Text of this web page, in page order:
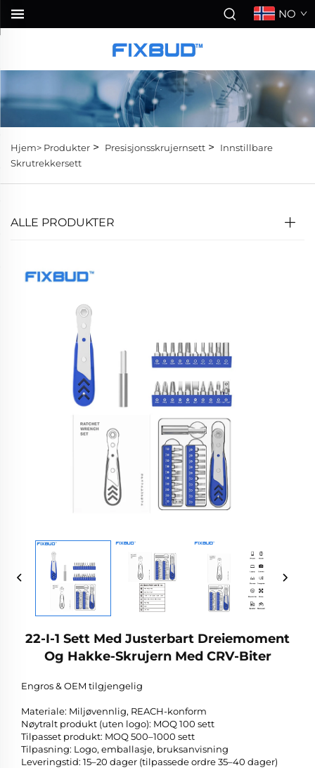
NO
Hjem> Produkter > Presisjonsskrujernsett >
Innstillbare
Skrutrekkersett
ALLE PRODUKTER
22-I-1 Sett Med Justerbart Dreiemoment
Og Hakke-Skrujern Med CRV-Biter
Engros & OEM tilgjengelig
Materiale: Miljøvennlig, REACH-konform
Nøytralt produkt (uten logo): MOQ 100 sett
Tilpasset produkt: MOQ 500–1000 sett
Tilpasning: Logo, emballasje, bruksanvisning
Leveringstid: 15–20 dager (tilpassede ordre 35–40 dager)